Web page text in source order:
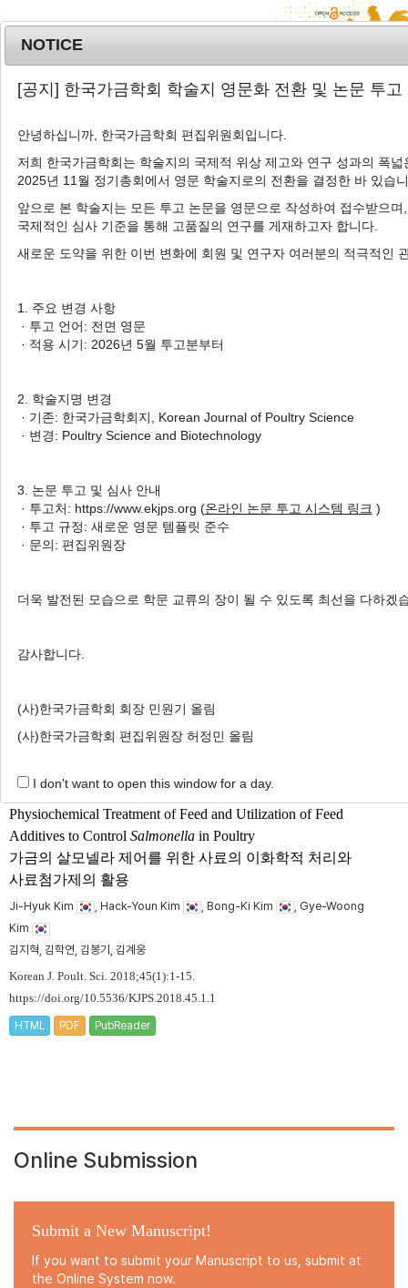
T
o
e
n
a
MENU
Advanced Search List
Category_key: REVIEW
3 Articles are founded.
broiler chicks
In-Surk Jang
115.
https://doi.org/10.5536/psb.260009
HTML PDF PubReader
feeding
Yang Soo Moon
Korean J. Poult. Sci. 2019;46(1):1-10.
https://doi.org/10.5536/KJPS.2019.46.1.1
Physiochemical Treatment of Feed and Utilization of Feed
Additives to Control Salmonella in Poultry
가금의 살모넬라 제어를 위한 사료의 이화학적 처리와
사료첨가제의 활용
Ji-Hyuk Kim , Hack-Youn Kim , Bong-Ki Kim
, Gye-Woong
Kim
김지혁, 김학연, 김봉기, 김계웅
Korean J. Poult. Sci. 2018;45(1):1-15.
https://doi.org/10.5536/KJPS.2018.45.1.1
HTML PDF PubReader
Online Submission
Submit a New Manuscript!
If you want to submit your Manuscript to us, submit at
the Online System now.
NOTICE
[공지] 한국가금학회 학술지 영문화 전환 및 논문 투고
안녕하십니까, 한국가금학회 편집위원회입니다.
저희 한국가금학회는 학술지의 국제적 위상 제고와 연구 성과의 폭넓
2025년 11월 정기총회에서 영문 학술지로의 전환을 결정한 바 있습
앞으로 본 학술지는 모든 투고 논문을 영문으로 작성하여 접수받으며,
국제적인 심사 기준을 통해 고품질의 연구를 게재하고자 합니다.
새로운 도약을 위한 이번 변화에 회원 및 연구자 여러분의 적극적인
1. 주요 변경 사항
· 투고 언어: 전면 영문
· 적용 시기: 2026년 5월 투고분부터
2. 학술지명 변경
· 기존: 한국가금학회지, Korean Journal of Poultry Science
· 변경: Poultry Science and Biotechnology
3. 논문 투고 및 심사 안내
· 투고처: https://www.ekjps.org (온라인 논문 투고 시스템 링크 )
· 투고 규정: 새로운 영문 템플릿 준수
· 문의: 편집위원장
더욱 발전된 모습으로 학문 교류의 장이 될 수 있도록 최선을 다하겠
감사합니다.
(사)한국가금학회 회장 민원기 올림
(사)한국가금학회 편집위원장 허정민 올림
I don't want to open this window for a day.